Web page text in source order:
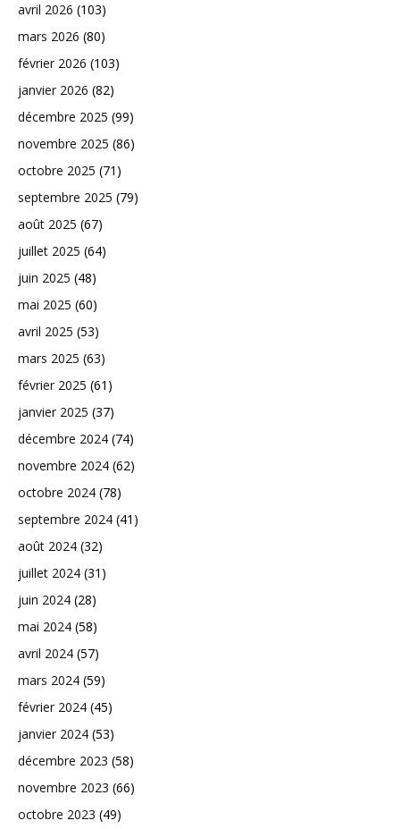
avril 2026 (103)
mars 2026 (80)
février 2026 (103)
janvier 2026 (82)
décembre 2025 (99)
novembre 2025 (86)
octobre 2025 (71)
septembre 2025 (79)
août 2025 (67)
juillet 2025 (64)
juin 2025 (48)
mai 2025 (60)
avril 2025 (53)
mars 2025 (63)
février 2025 (61)
janvier 2025 (37)
décembre 2024 (74)
novembre 2024 (62)
octobre 2024 (78)
septembre 2024 (41)
août 2024 (32)
juillet 2024 (31)
juin 2024 (28)
mai 2024 (58)
avril 2024 (57)
mars 2024 (59)
février 2024 (45)
janvier 2024 (53)
décembre 2023 (58)
novembre 2023 (66)
octobre 2023 (49)